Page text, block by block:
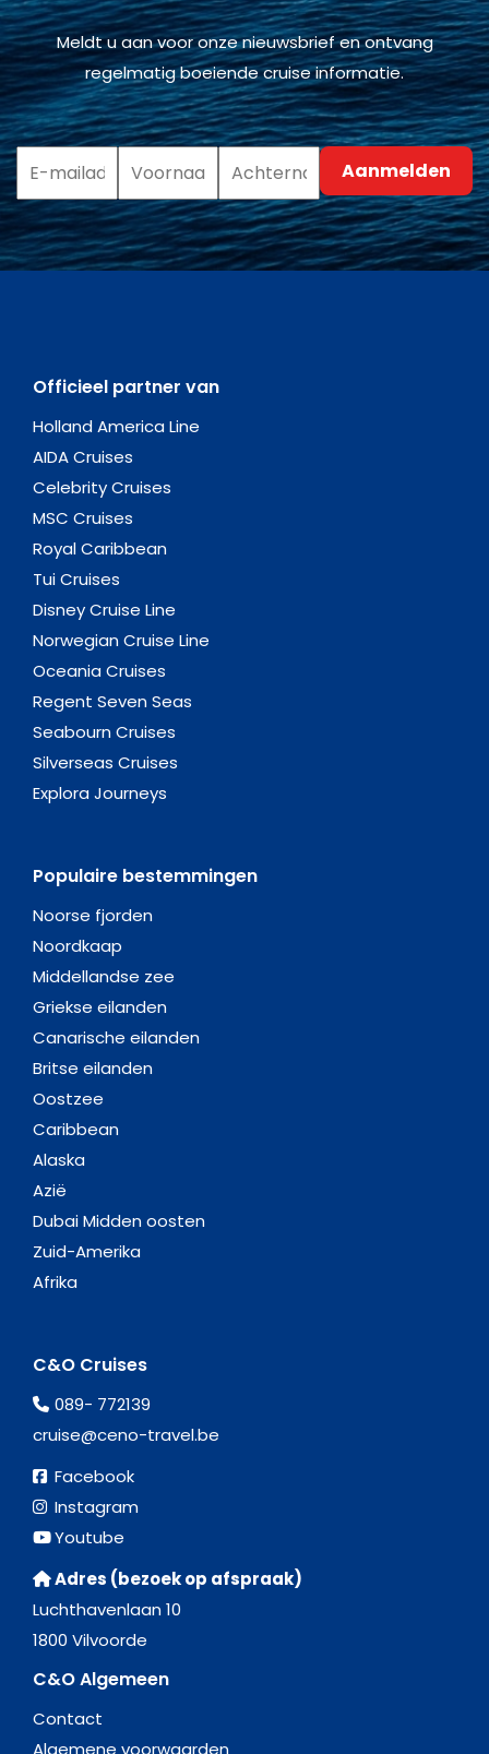
Meldt u aan voor onze nieuwsbrief en ontvang
regelmatig boeiende cruise informatie.
Officieel partner van
Holland America Line
AIDA Cruises
Celebrity Cruises
MSC Cruises
Royal Caribbean
Tui Cruises
Disney Cruise Line
Norwegian Cruise Line
Oceania Cruises
Regent Seven Seas
Seabourn Cruises
Silverseas Cruises
Explora Journeys
Populaire bestemmingen
Noorse fjorden
Noordkaap
Middellandse zee
Griekse eilanden
Canarische eilanden
Britse eilanden
Oostzee
Caribbean
Alaska
Azië
Dubai Midden oosten
Zuid-Amerika
Afrika
C&O Cruises
089- 772139
cruise@ceno-travel.be
Facebook
Instagram
Youtube
Adres (bezoek op afspraak)
Luchthavenlaan 10
1800 Vilvoorde
C&O Algemeen
Contact
Algemene voorwaarden